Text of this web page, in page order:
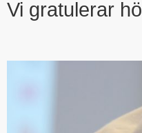
Vi gratulerar